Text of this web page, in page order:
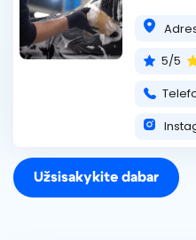
5/5
Užsisakykite dabar